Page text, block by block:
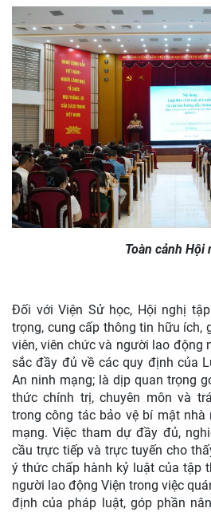
Toàn cảnh Hội
Đối với Viện Sử học, Hội nghị
trọng, cung cấp thông tin hữu ích,
viên, viên chức và người lao động
sắc đầy đủ về các quy định của
An ninh mạng; là dịp quan trọng
thức chính trị, chuyên môn và
trong công tác bảo vệ bí mật nhà
mạng. Việc tham dự đầy đủ,
cầu trực tiếp và trực tuyến cho
ý thức chấp hành kỷ luật của tập
người lao động Viện trong việc
định của pháp luật, góp phần